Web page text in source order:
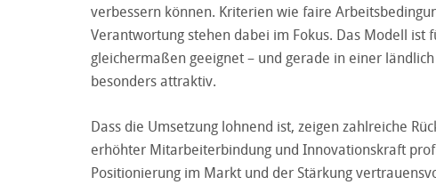
verbessern können. Kriterien wie faire
Verantwortung stehen dabei im Fokus. Das Modell
gleichermaßen geeignet – und gerade in einer
besonders attraktiv.
Dass die Umsetzung lohnend ist, zeigen zahlreiche
erhöhter Mitarbeiterbindung und Innovationskraft
Positionierung im Markt und der Stärkung